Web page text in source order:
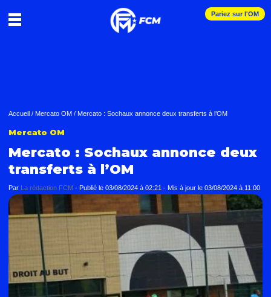
Pariez sur l'OM
Accueil / Mercato OM / Mercato : Sochaux annonce deux transferts à l’OM
Mercato OM
Mercato : Sochaux annonce deux
transferts à l’OM
Par La rédaction FCM - Publié le 03/08/2024 à 02:21 - Mis à jour le 03/08/2024 à 11:00